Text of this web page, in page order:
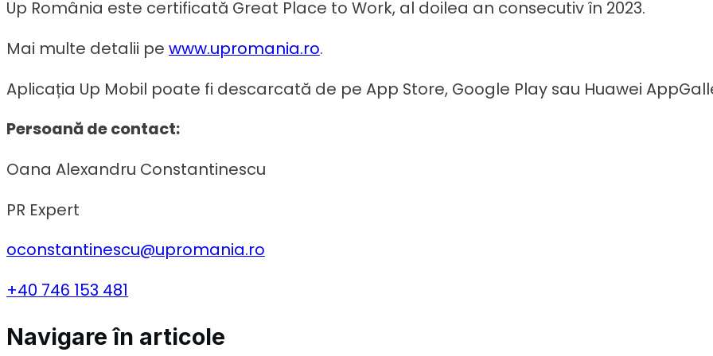
Up România este certificată Great Place to Work, al doilea an consecutiv în 2023.
Mai multe detalii pe www.upromania.ro.
Aplicația Up Mobil poate fi descarcată de pe App Store, Google Play sau Huawei
Persoană de contact:
Oana Alexandru Constantinescu
PR Expert
oconstantinescu@upromania.ro
+40 746 153 481
Navigare în articole